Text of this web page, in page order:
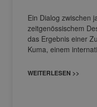
Ein Dialog zwischen
zeitgenössischem
das Ergebnis einer
Kuma, einem
WEITERLESEN >>